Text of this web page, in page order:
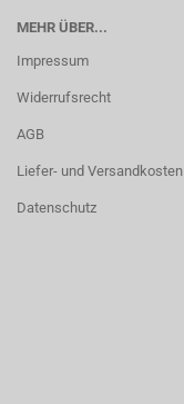
MEHR ÜBER...
Impressum
Widerrufsrecht
AGB
Liefer- und Versandkosten
Datenschutz